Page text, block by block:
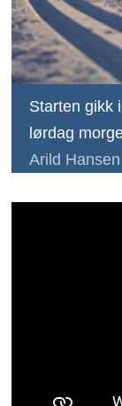
Starten gikk
lørdag
Arild Hansen